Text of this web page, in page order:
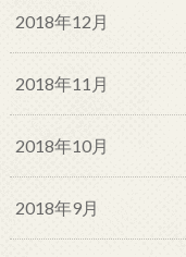
2018年12月
2018年11月
2018年10月
2018年9月